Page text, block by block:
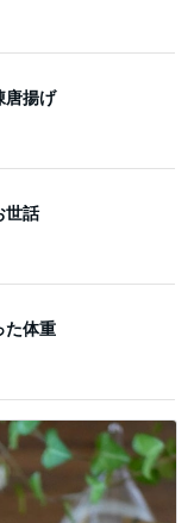
唐揚げ
世話
た体重